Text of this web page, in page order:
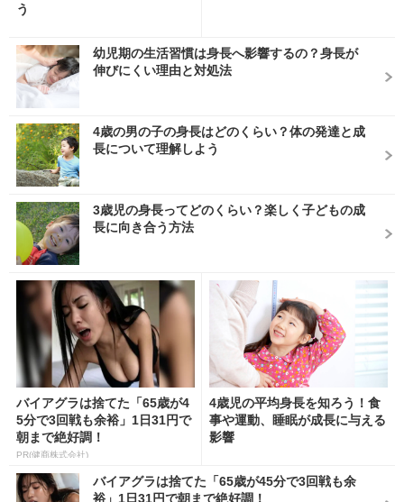
う
幼児期の生活習慣は身長へ影響するの？身長が
伸びにくい理由と対処法
4歳の男の子の身長はどのくらい？体の発達と成
長について理解しよう
3歳児の身長ってどのくらい？楽しく子どもの成
長に向き合う方法
バイアグラは捨てた「65歳が4
5分で3回戦も余裕」1日31円で
朝まで絶好調！
PR(健商株式会社)
4歳児の平均身長を知ろう！食
事や運動、睡眠が成長に与える
影響
バイアグラは捨てた「65歳が45分で3回戦も余
裕」1日31円で朝まで絶好調！